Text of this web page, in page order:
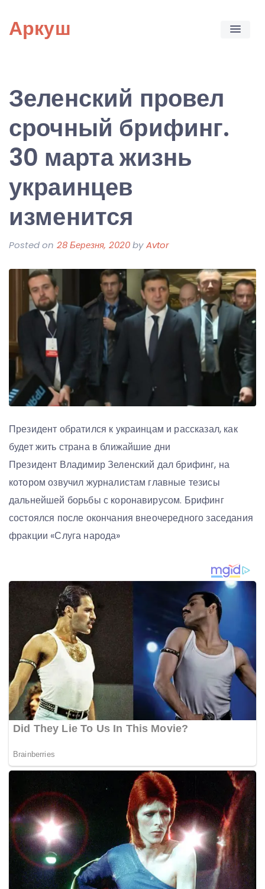
content
Аркуш
Зеленский провел
срочный брифинг.
30 марта жизнь
украинцев
изменится
Posted on 28 Березня, 2020byAvtor
Президент обратился к украинцам и рассказал, как
будет жить страна в ближайшие дни
Президент Владимир Зеленский дал брифинг, на
котором озвучил журналистам главные тезисы
дальнейшей борьбы с коронавирусом. Брифинг
состоялся после окончания внеочередного заседания
фракции «Слуга народа»